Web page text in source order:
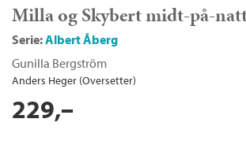
Milla og Skybert midt-på-
Serie:Albert Åberg
Gunilla Bergström
Anders Heger (Oversetter)
229,–